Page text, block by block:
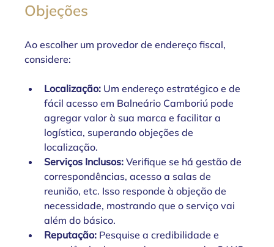
Objeções
Ao escolher um provedor de endereço fiscal,
considere:
Localização: Um endereço estratégico e de
fácil acesso em Balneário Camboriú pode
agregar valor à sua marca e facilitar a
logística, superando objeções de
localização.
Serviços Inclusos: Verifique se há gestão de
correspondências, acesso a salas de
reunião, etc. Isso responde à objeção de
necessidade, mostrando que o serviço vai
além do básico.
Reputação: Pesquise a credibilidade e